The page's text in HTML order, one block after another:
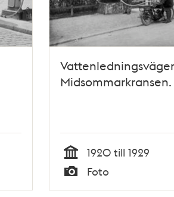
Midsommarkransen.
Tid
1920 till 1929
Typ
Foto